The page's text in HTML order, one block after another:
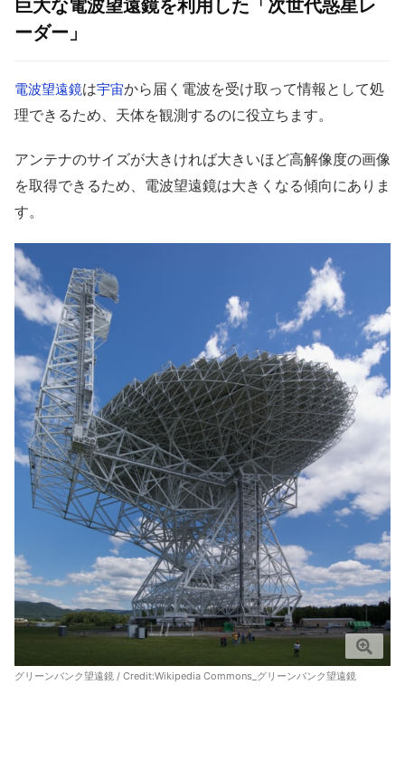
巨大な電波望遠鏡を利用した「次世代惑星レ
ーダー」
電波望遠鏡は宇宙から届く電波を受け取って情報として処
理できるため、天体を観測するのに役立ちます。
アンテナのサイズが大きければ大きいほど高解像度の画像
を取得できるため、電波望遠鏡は大きくなる傾向にありま
す。
グリーンバンク望遠鏡 / Credit:Wikipedia Commons_グリーンバンク望遠鏡